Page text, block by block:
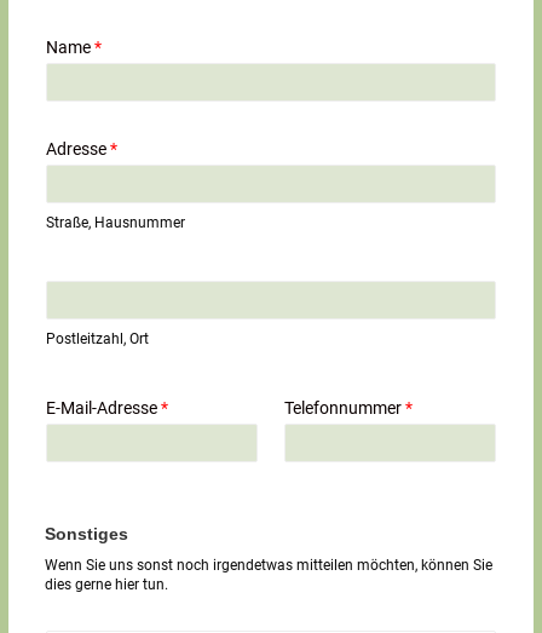
Name*
Adresse*
Straße, Hausnummer
n
i
l
g
T
x
t
Postleitzahl, Ort
E-Mail-Adresse* Telefonnummer*
Sonstiges
Wenn Sie uns sonst noch irgendetwas mitteilen möchten, können Sie
dies gerne hier tun.